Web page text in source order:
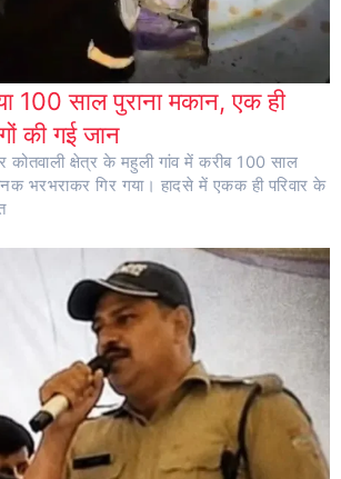
100 साल पुराना मकान, एक ही
की गई जान
कोतवाली क्षेत्र के महुली गांव में करीब 100 साल
भरभराकर गिर गया। हादसे में एकक ही परिवार के